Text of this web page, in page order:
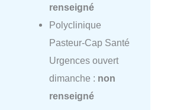
renseigné
Polyclinique
Pasteur-Cap Santé
Urgences ouvert
dimanche : non
renseigné